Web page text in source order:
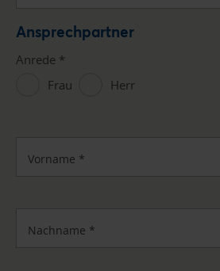
Ansprechpartner
Anrede *
Frau
Herr
Vorname *
Nachname *